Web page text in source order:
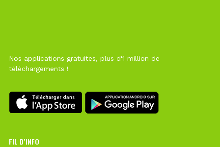
Nos applications gratuites, plus d'1 million de
téléchargements !
FIL D’INFO